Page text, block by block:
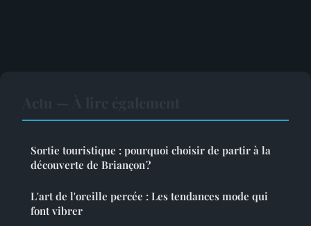
Sortie touristique : pourquoi choisir de partir à la
découverte de Briançon ?
L'art de l'oreille percée : Les tendances mode qui
font vibrer